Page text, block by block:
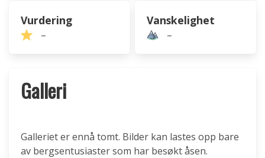
Vurdering
–
Vanskelighet
–
Galleri
Galleriet er ennå tomt. Bilder kan lastes opp bare
av bergsentusiaster som har besøkt åsen.